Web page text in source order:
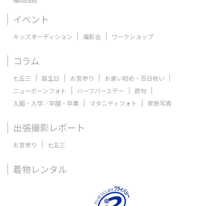
イベント
キッズオーディション 撮影会 ワークショップ
コラム
七五三 誕生日 お宮参り
お食い初め・百日祝い
ニューボーンフォト
ハーフバースデー
節句
入園・入学／卒園・卒業
マタニティフォト 家族写真
出張撮影レポート
お宮参り 七五三
着物レンタル